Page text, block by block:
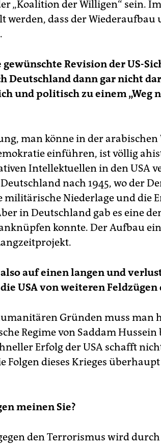
„Koalition der Willigen“ sein.
werden, dass der Wiederaufbau
gewünschte Revision der US-
Deutschland dann gar nicht
und politisch zu einem „Weg
man könne in der arabischen
einführen, ist völlig
Intellektuellen in den USA
nach 1945, wo der
militärische Niederlage und die
in Deutschland gab es eine
konnte. Der Aufbau
also auf einen langen und
USA von weiteren
Gründen muss man
Regime von Saddam
Erfolg der USA schafft
Folgen dieses Krieges
meinen Sie?
den Terrorismus wird